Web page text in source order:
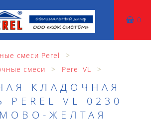
0
смеси Perel
смеси
Perel VL
КЛАДОЧНАЯ
PEREL VL 0230
ЖЕЛТАЯ